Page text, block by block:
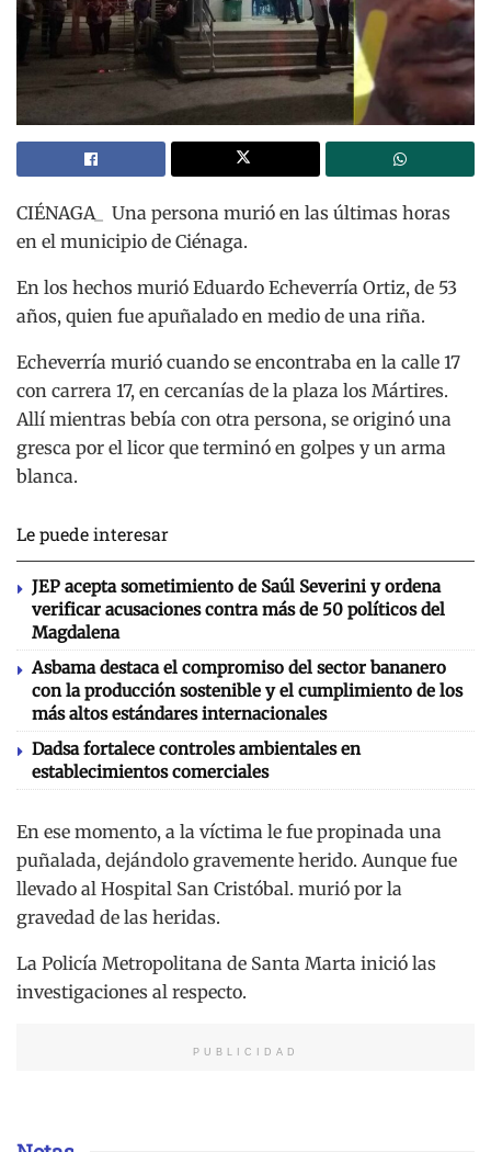
CIÉNAGA_ Una persona murió en las últimas horas
en el municipio de Ciénaga.
En los hechos murió Eduardo Echeverría Ortiz, de 53
años, quien fue apuñalado en medio de una riña.
Echeverría murió cuando se encontraba en la calle 17
con carrera 17, en cercanías de la plaza los Mártires.
Allí mientras bebía con otra persona, se originó una
gresca por el licor que terminó en golpes y un arma
blanca.
Le puede interesar
JEP acepta sometimiento de Saúl Severini y ordena
verificar acusaciones contra más de 50 políticos del
Magdalena
Asbama destaca el compromiso del sector bananero
con la producción sostenible y el cumplimiento de los
más altos estándares internacionales
Dadsa fortalece controles ambientales en
establecimientos comerciales
En ese momento, a la víctima le fue propinada una
puñalada, dejándolo gravemente herido. Aunque fue
llevado al Hospital San Cristóbal. murió por la
gravedad de las heridas.
La Policía Metropolitana de Santa Marta inició las
investigaciones al respecto.
PUBLICIDAD